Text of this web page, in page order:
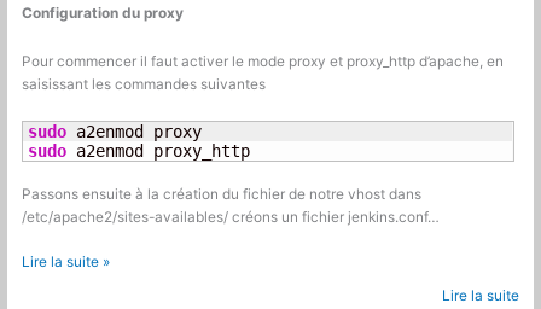
Configuration du proxy
Pour commencer il faut activer le mode proxy et proxy_http d’apache, en
saisissant les commandes suivantes
sudo
sudo a2enmod proxy_http
Passons ensuite à la création du fichier de notre vhost dans
/etc/apache2/sites-availables/ créons un fichier jenkins.conf…
Sécuriser
Lire la suite »
Lire la suite